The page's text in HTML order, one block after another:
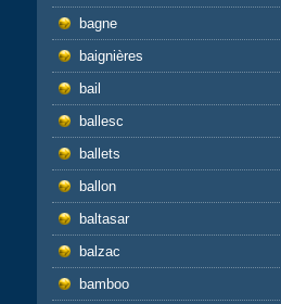
bagne
baignières
bail
ballesc
ballets
ballon
baltasar
balzac
bamboo